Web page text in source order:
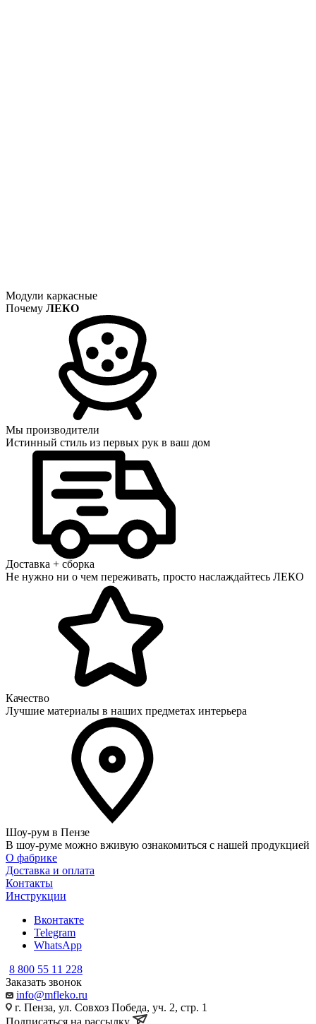
Модули каркасные
Почему ЛЕКО
Мы производители
Истинный стиль из первых рук в ваш дом
Доставка + сборка
Не нужно ни о чем переживать, просто наслаждайтесь ЛЕКО
Качество
Лучшие материалы в наших предметах интерьера
Шоу-рум в Пензе
В шоу-руме можно вживую ознакомиться с нашей продукцией
О фабрике
Доставка и оплата
Контакты
Инструкции
Вконтакте
Telegram
WhatsApp
8 800 55 11 228
Заказать звонок
info@mfleko.ru
г. Пенза, ул. Совхоз Победа, уч. 2, стр. 1
Подписаться на рассылку